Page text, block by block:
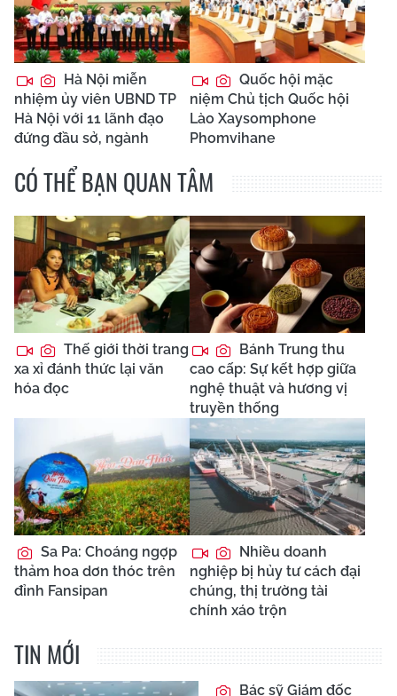
Hà Nội miễn
nhiệm ủy viên UBND TP
Hà Nội với 11 lãnh đạo
đứng đầu sở, ngành
Quốc hội mặc
niệm Chủ tịch Quốc hội
Lào Xaysomphone
Phomvihane
CÓ THỂ BẠN QUAN TÂM
Thế giới thời trang
xa xỉ đánh thức lại văn
hóa đọc
Bánh Trung thu
cao cấp: Sự kết hợp giữa
nghệ thuật và hương vị
truyền thống
Sa Pa: Choáng ngợp
thảm hoa dơn thóc trên
đỉnh Fansipan
Nhiều doanh
nghiệp bị hủy tư cách đại
chúng, thị trường tài
chính xáo trộn
TIN MỚI
Bác sỹ Giám đốc